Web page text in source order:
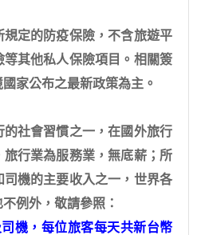
規定的防疫保險，不含旅遊平
等其他私人保險項目。相關簽
家公布之最新政策為主。
社會習慣之一，在國外旅行
行業為服務業，無底薪；所
機的主要收入之一，世界各
例外，敬請參照：
機，每位旅客每天共新台幣